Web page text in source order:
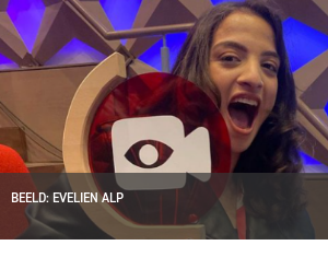
BEELD: EVELIEN ALP